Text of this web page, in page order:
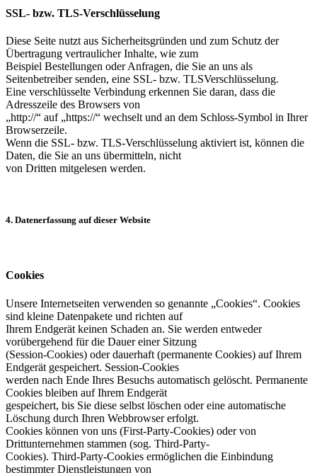
SSL- bzw. TLS-Verschlüsselung
Diese Seite nutzt aus Sicherheitsgründen und zum Schutz der
Übertragung vertraulicher Inhalte, wie zum
Beispiel Bestellungen oder Anfragen, die Sie an uns als
Seitenbetreiber senden, eine SSL- bzw. TLSVerschlüsselung.
Eine verschlüsselte Verbindung erkennen Sie daran, dass die
Adresszeile des Browsers von
„http://“ auf „https://“ wechselt und an dem Schloss-Symbol in Ihrer
Browserzeile.
Wenn die SSL- bzw. TLS-Verschlüsselung aktiviert ist, können die
Daten, die Sie an uns übermitteln, nicht
von Dritten mitgelesen werden.
4. Datenerfassung auf dieser Website
Cookies
Unsere Internetseiten verwenden so genannte „Cookies“. Cookies
sind kleine Datenpakete und richten auf
Ihrem Endgerät keinen Schaden an. Sie werden entweder
vorübergehend für die Dauer einer Sitzung
(Session-Cookies) oder dauerhaft (permanente Cookies) auf Ihrem
Endgerät gespeichert. Session-Cookies
werden nach Ende Ihres Besuchs automatisch gelöscht. Permanente
Cookies bleiben auf Ihrem Endgerät
gespeichert, bis Sie diese selbst löschen oder eine automatische
Löschung durch Ihren Webbrowser erfolgt.
Cookies können von uns (First-Party-Cookies) oder von
Drittunternehmen stammen (sog. Third-Party-
Cookies). Third-Party-Cookies ermöglichen die Einbindung
bestimmter Dienstleistungen von